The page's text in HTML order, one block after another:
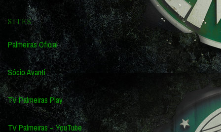
SITES
Palmeiras Oficial
Sócio Avanti
TV Palmeiras Play
TV Palmeiras – YouTube